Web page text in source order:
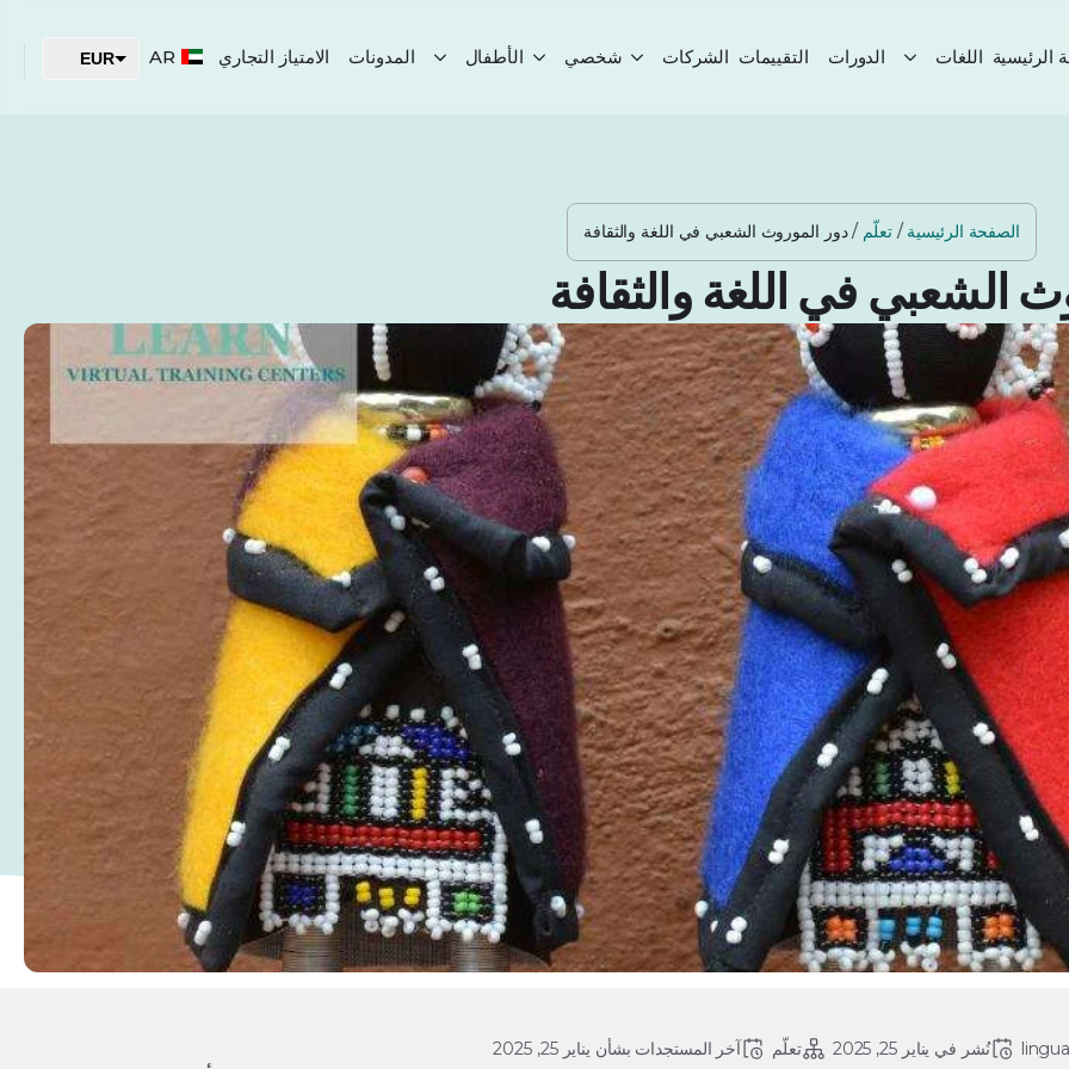
الرئيسية اللغات الدورات التقييمات الشركات شخصي الأطفال المدونات الامتياز التجاري AR
EUR
الصفحة الرئيسية /تعلّم /دور الموروث الشعبي في اللغة والثقافة
الشعبي في اللغة والثقافة
نُشر في يناير 25, 2025 تعلّم آخر المستجدات بشأن يناير 25, 2025